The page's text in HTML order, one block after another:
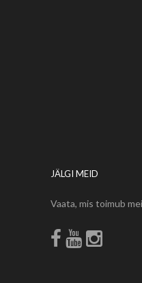
JÄLGI MEID
Vaata, mis toimub